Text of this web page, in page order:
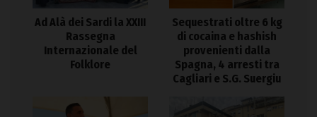
Ad Alà dei Sardi la XXIII
Rassegna
Internazionale del
Folklore
Sequestrati oltre 6 kg
di cocaina e hashish
provenienti dalla
Spagna, 4 arresti tra
Cagliari e S.G. Suergiu